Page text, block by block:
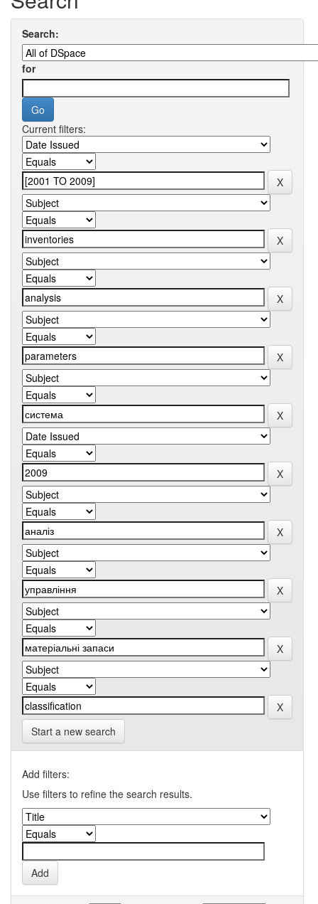
Search:
for
Current filters:
Start a new search
Add filters:
Use filters to refine the search results.